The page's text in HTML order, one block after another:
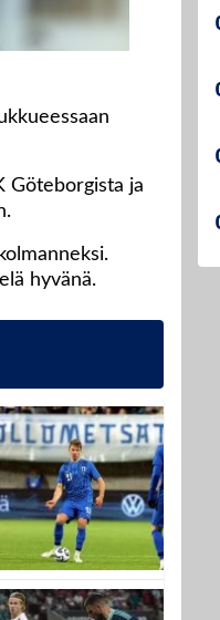
Göteborgista ja
hyvänä.